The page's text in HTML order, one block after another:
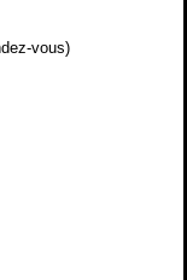
vous)